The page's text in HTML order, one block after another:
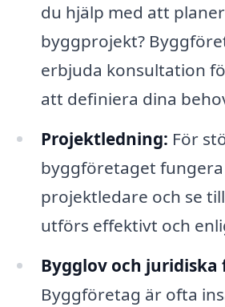
du hjälp med att
byggprojekt?
erbjuda konsultation
att definiera dina
Projektledning: För
byggföretaget
projektledare och se
utförs effektivt och
Bygglov och juridiska
Byggföretag är ofta